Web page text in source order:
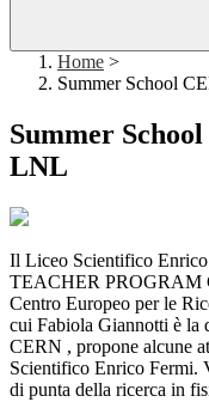
Home >
Summer School
Summer
LNL
Il Liceo Scientifico
TEACHER PROGRAM
Centro Europeo per le
cui Fabiola Giannotti è la
CERN , propone alcune
Scientifico Enrico Fermi.
di punta della ricerca in